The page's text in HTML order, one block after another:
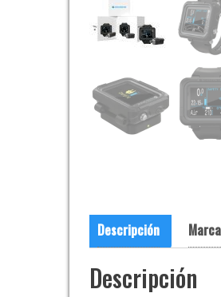
Descripción Marca
Descripción